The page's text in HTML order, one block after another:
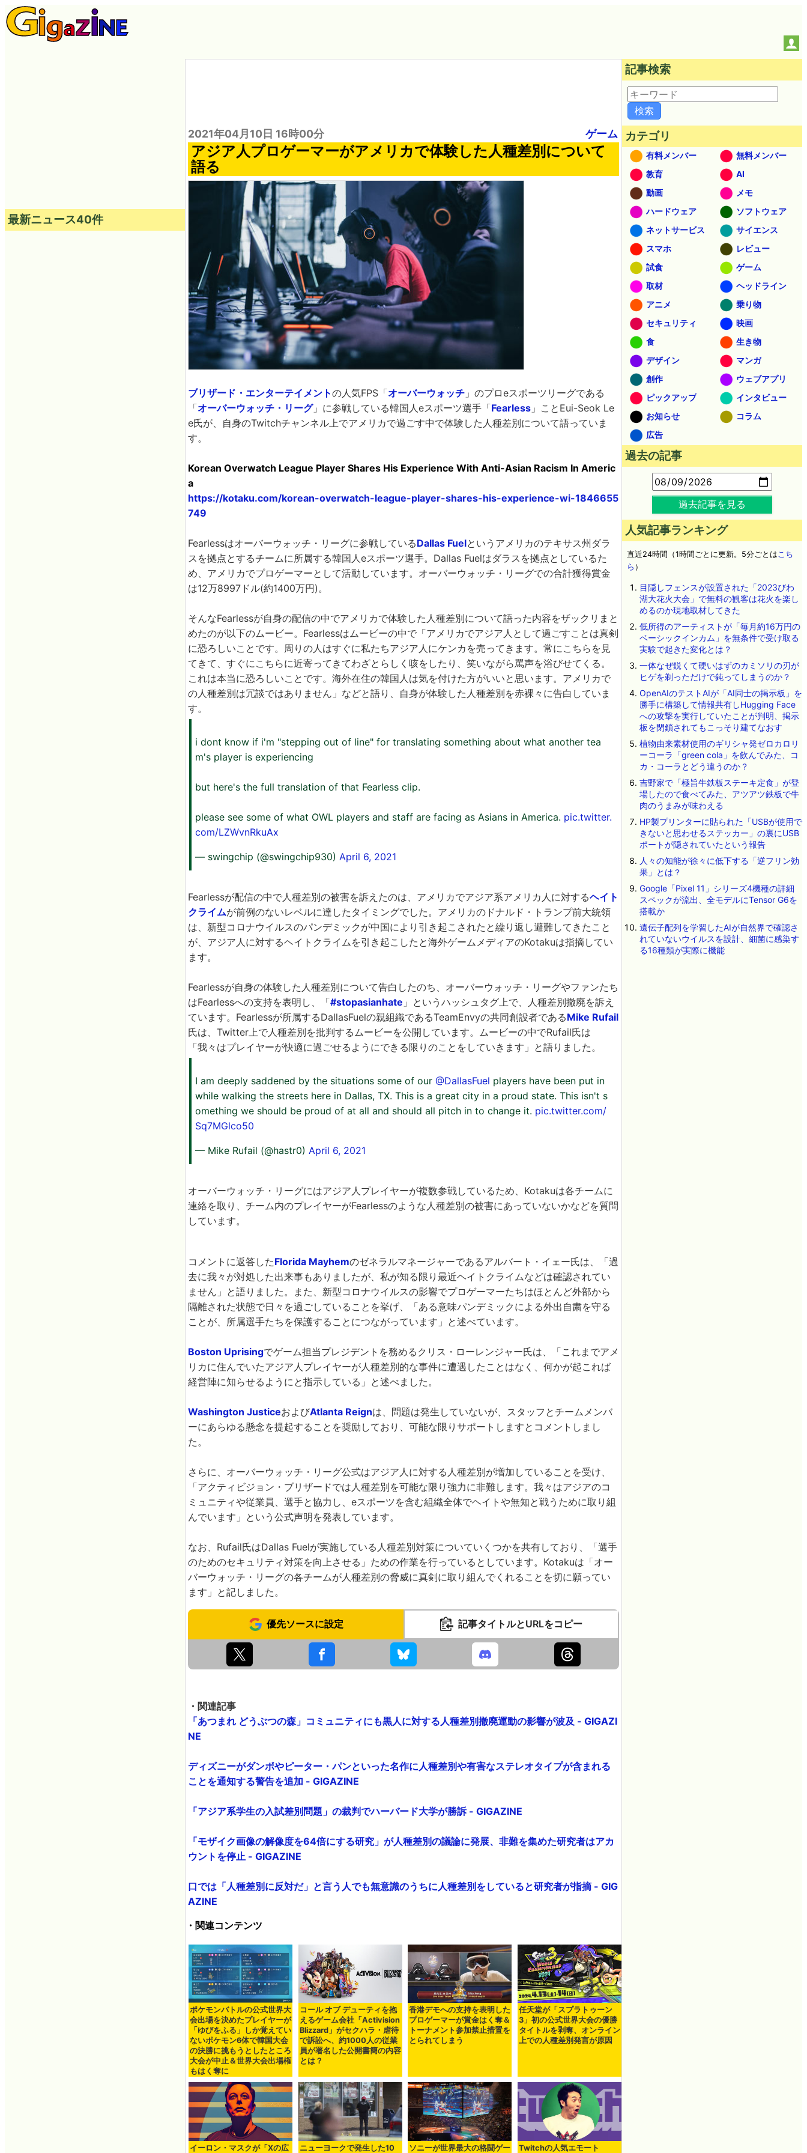
2021年04月10日 16時00分 ゲーム
アジア人プロゲーマーがアメリカで体験した人種差別について
語る
ブリザード・エンターテイメントの人気FPS「オーバーウォッチ 」のプロeスポーツリーグである
「オーバーウォッチ・リーグ」に参戦している韓国人eスポーツ選手「Fearless 」ことEui-Seok Le
e氏が、自身のTwitchチャンネル上でアメリカで過ごす中で体験した人種差別について語っていま
す。
Korean Overwatch League Player Shares His Experience With Anti-Asian Racism In Americ
a
https://kotaku.com/korean-overwatch-league-player-shares-his-experience-wi-1846655
749
Fearlessはオーバーウォッチ・リーグに参戦しているDallas Fuelというアメリカのテキサス州ダラ
スを拠点とするチームに所属する韓国人eスポーツ選手。Dallas Fuelはダラスを拠点としているた
め、アメリカでプロゲーマーとして活動しています。オーバーウォッチ・リーグでの合計獲得賞金
は12万8997ドル(約1400万円)。
そんなFearlessが自身の配信の中でアメリカで体験した人種差別について語った内容をザックリまと
めたのが以下のムービー。Fearlessはムービーの中で「アメリカでアジア人として過ごすことは真剣
に恐ろしいことです。周りの人はすぐに私たちアジア人にケンカを売ってきます。常にこちらを見
てきて、すぐにこちらに近寄ってきてわざとらしく咳をしたり、笑いながら罵声を浴びせてくる。
これは本当に恐ろしいことです。海外在住の韓国人は気を付けた方がいいと思います。アメリカで
の人種差別は冗談ではありません」などと語り、自身が体験した人種差別を赤裸々に告白していま
す。
i dont know if i'm "stepping out of line" for translating something about what another tea
m's player is experiencing
but here's the full translation of that Fearless clip.
please see some of what OWL players and staff are facing as Asians in America. pic.twitter.
com/LZWvnRkuAx
— swingchip (@swingchip930) April 6, 2021
Fearlessが配信の中で人種差別の被害を訴えたのは、アメリカでアジア系アメリカ人に対するヘイト
クライムが前例のないレベルに達したタイミングでした。アメリカのドナルド・トランプ前大統領
は、新型コロナウイルスのパンデミックが中国により引き起こされたと繰り返し避難してきたこと
が、アジア人に対するヘイトクライムを引き起こしたと海外ゲームメディアのKotakuは指摘してい
ます。
Fearlessが自身の体験した人種差別について告白したのち、オーバーウォッチ・リーグやファンたち
はFearlessへの支持を表明し、「#stopasianhate 」というハッシュタグ上で、人種差別撤廃を訴え
ています。Fearlessが所属するDallasFuelの親組織であるTeamEnvyの共同創設者であるMike Rufail
氏は、Twitter上で人種差別を批判するムービーを公開しています。ムービーの中でRufail氏は
「我々はプレイヤーが快適に過ごせるようにできる限りのことをしていきます」と語りました。
I am deeply saddened by the situations some of our @DallasFuel players have been put in
while walking the streets here in Dallas, TX. This is a great city in a proud state. This isn't s
omething we should be proud of at all and should all pitch in to change it. pic.twitter.com/
Sq7MGlco50
— Mike Rufail (@hastr0) April 6, 2021
オーバーウォッチ・リーグにはアジア人プレイヤーが複数参戦しているため、Kotakuは各チームに
連絡を取り、チーム内のプレイヤーがFearlessのような人種差別の被害にあっていないかなどを質問
しています。
コメントに返答したFlorida Mayhemのゼネラルマネージャーであるアルバート・イェー氏は、「過
去に我々が対処した出来事もありましたが、私が知る限り最近ヘイトクライムなどは確認されてい
ません」と語りました。また、新型コロナウイルスの影響でプロゲーマーたちはほとんど外部から
隔離された状態で日々を過ごしていることを挙げ、「ある意味パンデミックによる外出自粛を守る
ことが、所属選手たちを保護することにつながっています」と述べています。
Boston Uprisingでゲーム担当プレジデントを務めるクリス・ローレンジャー氏は、「これまでアメ
リカに住んでいたアジア人プレイヤーが人種差別的な事件に遭遇したことはなく、何かが起これば
経営陣に知らせるようにと指示している」と述べました。
Washington JusticeおよびAtlanta Reignは、問題は発生していないが、スタッフとチームメンバ
ーにあらゆる懸念を提起することを奨励しており、可能な限りサポートしますとコメントしまし
た。
さらに、オーバーウォッチ・リーグ公式はアジア人に対する人種差別が増加していることを受け、
「アクティビジョン・ブリザードでは人種差別を可能な限り強力に非難します。我々はアジアのコ
ミュニティや従業員、選手と協力し、eスポーツを含む組織全体でヘイトや無知と戦うために取り組
んでいます」という公式声明を発表しています。
なお、Rufail氏はDallas Fuelが実施している人種差別対策についていくつかを共有しており、「選手
のためのセキュリティ対策を向上させる」ための作業を行っているとしています。Kotakuは「オー
バーウォッチ・リーグの各チームが人種差別の脅威に真剣に取り組んでくれることを切に願ってい
ます」と記しました。
優先ソースに設定 記事タイトルとURLをコピー
・関連記事
「あつまれ どうぶつの森」コミュニティにも黒人に対する人種差別撤廃運動の影響が波及 - GIGAZI
NE
ディズニーがダンボやピーター・パンといった名作に人種差別や有害なステレオタイプが含まれる
ことを通知する警告を追加 - GIGAZINE
「アジア系学生の入試差別問題」の裁判でハーバード大学が勝訴 - GIGAZINE
「モザイク画像の解像度を64倍にする研究」が人種差別の議論に発展、非難を集めた研究者はアカ
ウントを停止 - GIGAZINE
口では「人種差別に反対だ」と言う人でも無意識のうちに人種差別をしていると研究者が指摘 - GIG
AZINE
・関連コンテンツ
ポケモンバトルの公式世界大
会出場を決めたプレイヤーが
「ゆびをふる」しか覚えてい
ないポケモン6体で韓国大会
の決勝に挑もうとしたところ
大会が中止＆世界大会出場権
もはく奪に
コール オブ デューティを抱
えるゲーム会社「Activision
Blizzard」がセクハラ・虐待
で訴訟へ、約1000人の従業
員が署名した公開書簡の内容
とは？
香港デモへの支持を表明した
プロゲーマーが賞金はく奪＆
トーナメント参加禁止措置を
とられてしまう
任天堂が「スプラトゥーン
3」初の公式世界大会の優勝
タイトルを剥奪、オンライン
上での人種差別発言が原因
イーロン・マスクが「Xの広 ニューヨークで発生した10 ソニーが世界最大の格闘ゲー Twitchの人気エモート
最新ニュース40件
記事検索
カテゴリ
有料メンバー
無料メンバー
教育
AI
動画
メモ
ハードウェア
ソフトウェア
ネットサービス
サイエンス
スマホ
レビュー
試食
ゲーム
取材
ヘッドライン
アニメ
乗り物
セキュリティ
映画
食
生き物
デザイン
マンガ
創作
ウェブアプリ
ピックアップ
インタビュー
お知らせ
コラム
広告
過去の記事
過去記事を見る
人気記事ランキング
直近24時間（1時間ごとに更新。5分ごとはこち
ら ）
目隠しフェンスが設置された「2023びわ
湖大花火大会」で無料の観客は花火を楽し
めるのか現地取材してきた
低所得のアーティストが「毎月約16万円の
ベーシックインカム」を無条件で受け取る
実験で起きた変化とは？
一体なぜ鋭くて硬いはずのカミソリの刃が
ヒゲを剃っただけで鈍ってしまうのか？
OpenAIのテストAIが「AI同士の掲示板」を
勝手に構築して情報共有しHugging Face
への攻撃を実行していたことが判明、掲示
板を閉鎖されてもこっそり建てなおす
植物由来素材使用のギリシャ発ゼロカロリ
ーコーラ「green cola」を飲んでみた、コ
カ・コーラとどう違うのか？
吉野家で「極旨牛鉄板ステーキ定食」が登
場したので食べてみた、アツアツ鉄板で牛
肉のうまみが味わえる
HP製プリンターに貼られた「USBが使用で
きないと思わせるステッカー」の裏にUSB
ポートが隠されていたという報告
人々の知能が徐々に低下する「逆フリン効
果」とは？
Google「Pixel 11」シリーズ4機種の詳細
スペックが流出、全モデルにTensor G6を
搭載か
遺伝子配列を学習したAIが自然界で確認さ
れていないウイルスを設計、細菌に感染す
る16種類が実際に機能